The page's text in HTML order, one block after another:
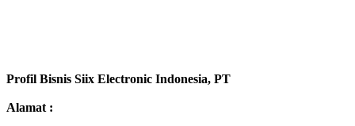
Profil Bisnis Siix Electronic Indonesia, PT
Alamat :